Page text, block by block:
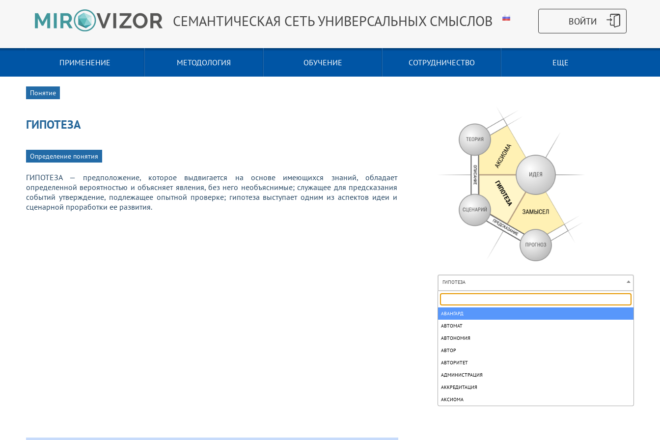
СЕМАНТИЧЕСКАЯ СЕТЬ УНИВЕРСАЛЬНЫХ СМЫСЛОВ
ПРИМЕНЕНИЕ МЕТОДОЛОГИЯ ОБУЧЕНИЕ СОТРУДНИЧЕСТВО ЕЩЕ
Понятие
ГИПОТЕЗА
Определение понятия
ГИПОТЕЗА — предположение, которое выдвигается на основе имеющихся знаний, обладает
определенной вероятностью и объясняет явления, без него необъяснимые; служащее для предсказания
событий утверждение, подлежащее опытной проверке; гипотеза выступает одним из аспектов идеи и
сценарной проработки ее развития.
ГИПОТЕЗА
АВАНГАРД
АВТОМАТ
АВТОНОМИЯ
АВТОР
АВТОРИТЕТ
АДМИНИСТРАЦИЯ
АККРЕДИТАЦИЯ
АКСИОМА